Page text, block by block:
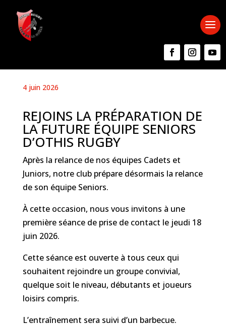
4 juin 2026
REJOINS LA PRÉPARATION DE
LA FUTURE ÉQUIPE SENIORS
D’OTHIS RUGBY
Après la relance de nos équipes Cadets et
Juniors, notre club prépare désormais la relance
de son équipe Seniors.
À cette occasion, nous vous invitons à une
première séance de prise de contact le jeudi 18
juin 2026.
Cette séance est ouverte à tous ceux qui
souhaitent rejoindre un groupe convivial,
quelque soit le niveau, débutants et joueurs
loisirs compris.
L’entraînement sera suivi d’un barbecue.